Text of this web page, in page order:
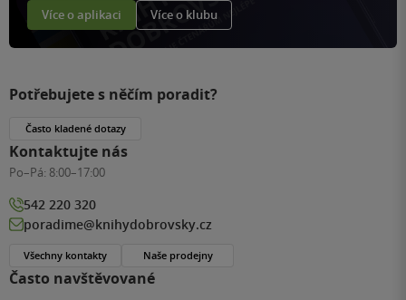
Více o aplikaci Více o klubu
Často navštěvované
Potřebujete s něčím poradit?
Často kladené dotazy
Kontaktujte nás
Po–Pá: 8:00–17:00
542 220 320
poradime@knihydobrovsky.cz
Všechny kontakty Naše prodejny